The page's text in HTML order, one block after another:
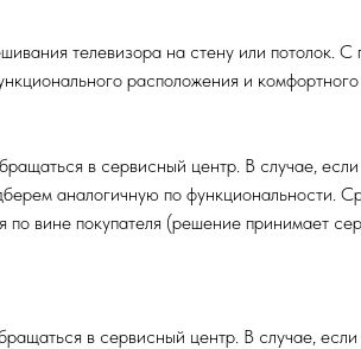
телевизора на стену или потолок.
расположения и
в сервисный центр. В случае,
аналогичную по функциональности.
по вине покупателя (решение принимает
в сервисный центр. В случае,